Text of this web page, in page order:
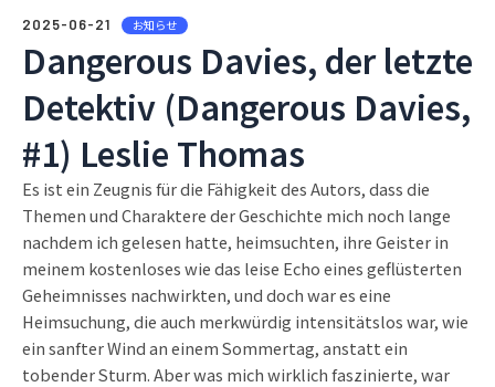
2025-06-21 お知らせ
Dangerous Davies, der letzte
Detektiv (Dangerous Davies,
#1) Leslie Thomas
Es ist ein Zeugnis für die Fähigkeit des Autors, dass die
Themen und Charaktere der Geschichte mich noch lange
nachdem ich gelesen hatte, heimsuchten, ihre Geister in
meinem kostenloses wie das leise Echo eines geflüsterten
Geheimnisses nachwirkten, und doch war es eine
Heimsuchung, die auch merkwürdig intensitätslos war, wie
ein sanfter Wind an einem Sommertag, anstatt ein
tobender Sturm. Aber was mich wirklich faszinierte, war